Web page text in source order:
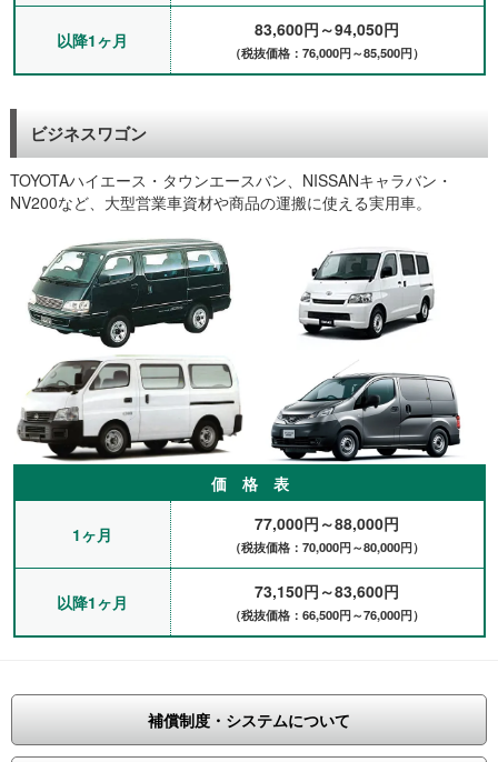
以降1ヶ月 83,600円～94,050円
（税抜価格：76,000円～85,500円）
ビジネスワゴン
TOYOTAハイエース・タウンエースバン、NISSANキャラバン・
NV200など、大型営業車資材や商品の運搬に使える実用車。
価 格 表
1ヶ月 77,000円～88,000円
（税抜価格：70,000円～80,000円）
以降1ヶ月 73,150円～83,600円
（税抜価格：66,500円～76,000円）
補償制度・システムについて